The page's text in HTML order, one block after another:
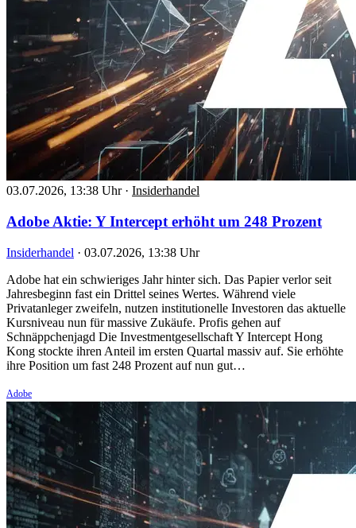
03.07.2026, 13:38 Uhr · Insiderhandel
Adobe Aktie: Y Intercept erhöht um 248 Prozent
Insiderhandel · 03.07.2026, 13:38 Uhr
Adobe hat ein schwieriges Jahr hinter sich. Das Papier verlor seit
Jahresbeginn fast ein Drittel seines Wertes. Während viele
Privatanleger zweifeln, nutzen institutionelle Investoren das aktuelle
Kursniveau nun für massive Zukäufe. Profis gehen auf
Schnäppchenjagd Die Investmentgesellschaft Y Intercept Hong
Kong stockte ihren Anteil im ersten Quartal massiv auf. Sie erhöhte
ihre Position um fast 248 Prozent auf nun gut…
Adobe